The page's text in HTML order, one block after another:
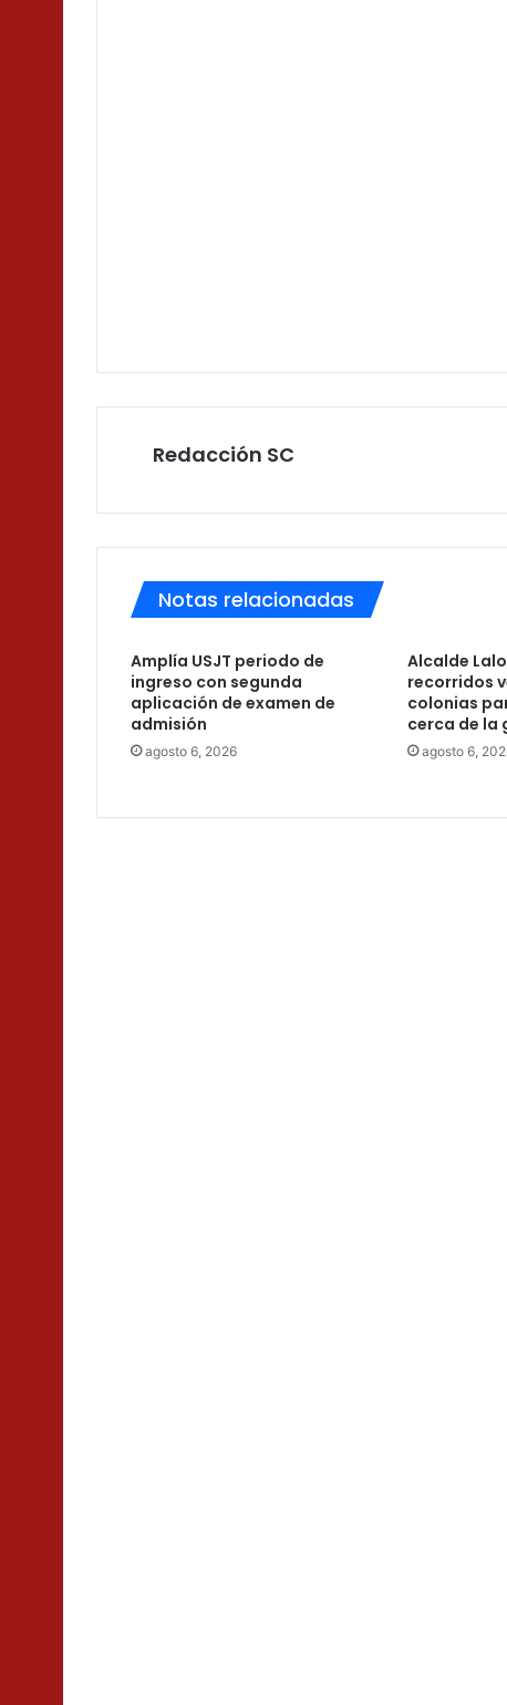
Redacción SC
Notas relacionadas
Amplía USJT periodo de
ingreso con segunda
aplicación de examen de
admisión
agosto 6, 2026
Alcalde
recorridos
colonias
cerca de la
agosto 6,